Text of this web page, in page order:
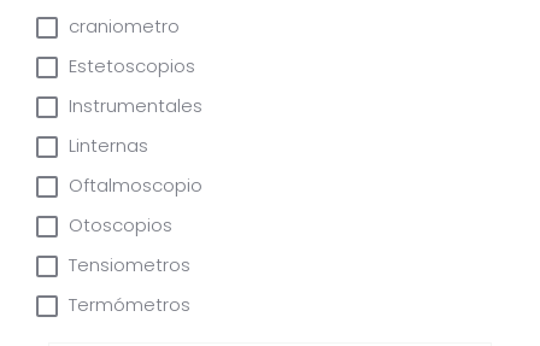
craniometro
Estetoscopios
Instrumentales
Linternas
Oftalmoscopio
Otoscopios
Tensiometros
Termómetros